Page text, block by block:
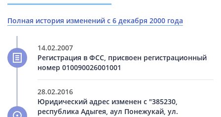
Полная история изменений с 6 декабря 2000 года
14.02.2007
Регистрация в ФСС, присвоен регистрационный
номер 010090026001001
28.02.2016
Юридический адрес изменен с "385230,
республика Адыгея, аул Понежукай, ул.